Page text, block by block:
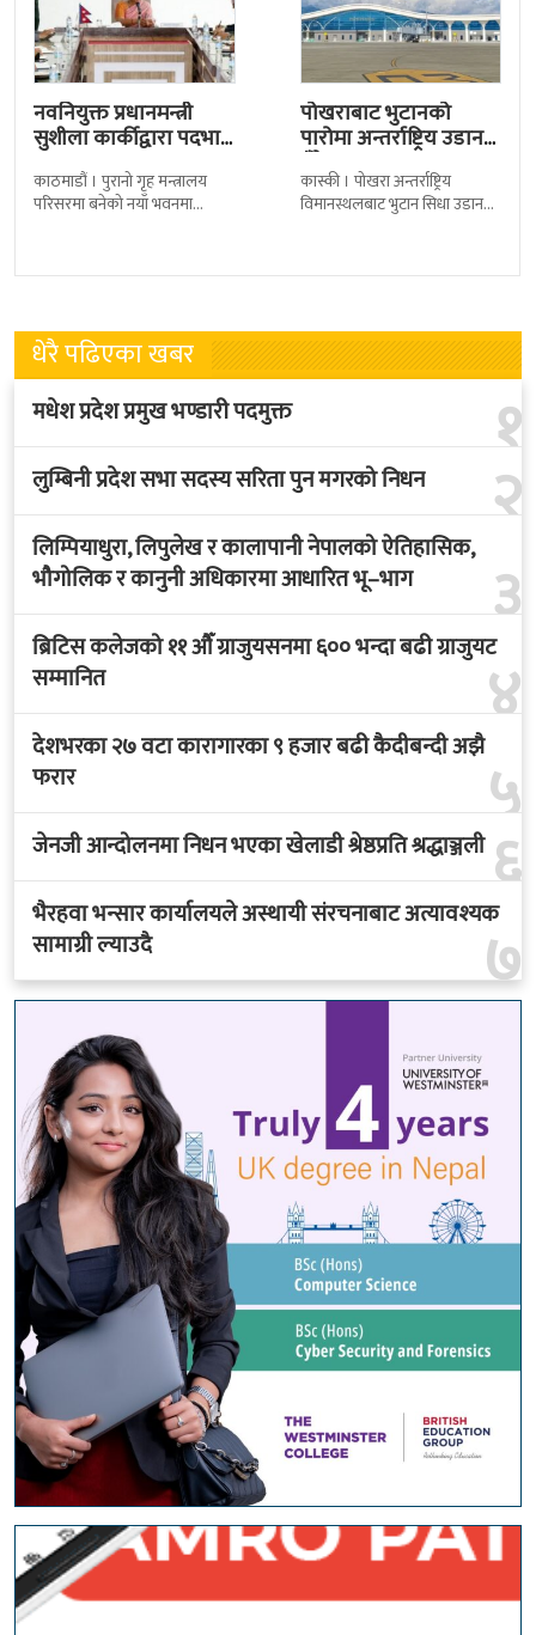
नवनियुक्त प्रधानमन्त्री
सुशीला कार्कीद्वारा पदभार
काठमाडौं । पुरानो गृह मन्त्रालय
परिसरमा बनेको नयाँ भवनमा
नवनियुक्त
पोखराबाट भुटानको
पारोमा अन्तर्राष्ट्रिय उडान
हुँदै
कास्की । पोखरा अन्तर्राष्ट्रिय
विमानस्थलबाट भुटान सिधा उडान
लागेको हो
धेरै पढिएका खबर
१
मधेश प्रदेश प्रमुख भण्डारी पदमुक्त
२
लुम्बिनी प्रदेश सभा सदस्य सरिता पुन मगरको निधन
३
लिम्पियाधुरा, लिपुलेख र कालापानी नेपालको ऐतिहासिक,
भौगोलिक र कानुनी अधिकारमा आधारित भू–भाग
४
ब्रिटिस कलेजको ११ औँ ग्राजुयसनमा ६०० भन्दा बढी ग्राजुयट
सम्मानित
५
देशभरका २७ वटा कारागारका ९ हजार बढी कैदीबन्दी अझै
फरार
६
जेनजी आन्दोलनमा निधन भएका खेलाडी श्रेष्ठप्रति श्रद्धाञ्जली
७
भैरहवा भन्सार कार्यालयले अस्थायी संरचनाबाट अत्यावश्यक
सामाग्री ल्याउदै